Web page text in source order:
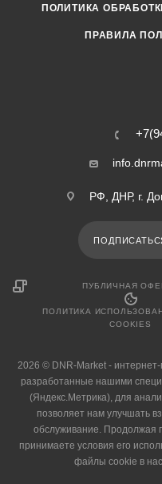
ПОЛИТИКА
ПРАВИЛА
РФ, ДНР, г.
ПУБЛИЧНАЯ
ПОЛИТИКА
COOKIES
2026 © DNR-Market -
разработанные нашими
(Яндекс.Метрика), для
позволяет нам улучшать
обслуживание. Продолжая
принимаете условия его
файлы cookie в